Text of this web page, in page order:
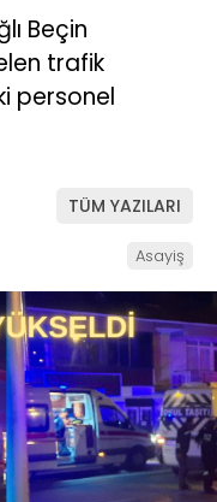
İhbar Hattı
Facebook
Beçin
trafik
personel
TÜM YAZILARI
Asayiş